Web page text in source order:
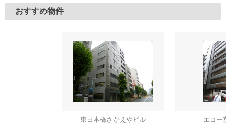
おすすめ物件
東日本橋さかえやビル
エコー